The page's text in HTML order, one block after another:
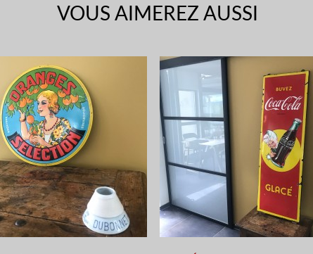
VOUS AIMEREZ AUSSI